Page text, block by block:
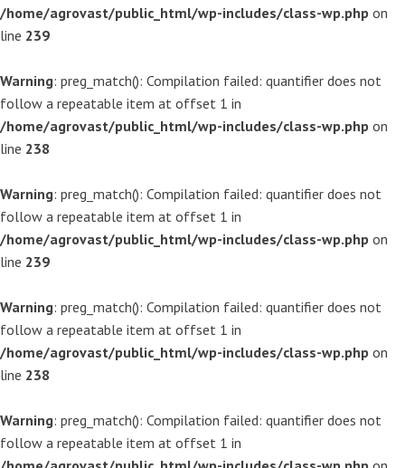
/home/agrovast/public_html/wp-includes/class-wp.php on
line 239
Warning: preg_match(): Compilation failed: quantifier does not
follow a repeatable item at offset 1 in
/home/agrovast/public_html/wp-includes/class-wp.php on
line 238
Warning: preg_match(): Compilation failed: quantifier does not
follow a repeatable item at offset 1 in
/home/agrovast/public_html/wp-includes/class-wp.php on
line 239
Warning: preg_match(): Compilation failed: quantifier does not
follow a repeatable item at offset 1 in
/home/agrovast/public_html/wp-includes/class-wp.php on
line 238
Warning: preg_match(): Compilation failed: quantifier does not
follow a repeatable item at offset 1 in